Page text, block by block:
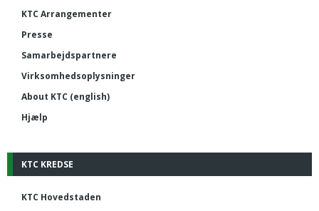
KTC Arrangementer
Presse
Samarbejdspartnere
Virksomhedsoplysninger
About KTC (english)
Hjælp
KTC KREDSE
KTC Hovedstaden